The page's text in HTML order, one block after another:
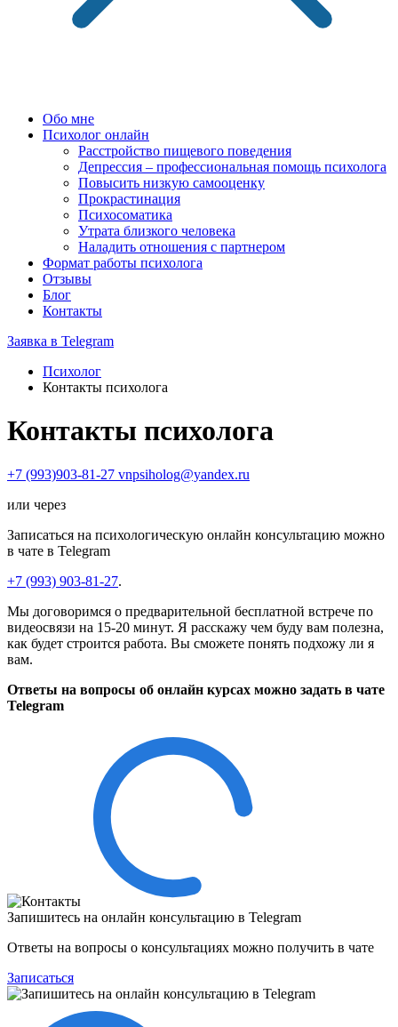
Обо мне
Психолог онлайн
Расстройство пищевого поведения
Депрессия – профессиональная помощь психолога
Повысить низкую самооценку
Прокрастинация
Психосоматика
Утрата близкого человека
Наладить отношения с партнером
Формат работы психолога
Отзывы
Блог
Контакты
Заявка в Telegram
Психолог
Контакты психолога
Контакты психолога
+7 (993)903-81-27 vnpsiholog@yandex.ru
или через
Записаться на психологическую онлайн консультацию можно
в чате в Telegram
+7 (993) 903-81-27.
Мы договоримся о предварительной бесплатной встрече по
видеосвязи на 15-20 минут. Я расскажу чем буду вам полезна,
как будет строится работа. Вы сможете понять подхожу ли я
вам.
Ответы на вопросы об онлайн курсах можно задать в чате
Telegram
Запишитесь на онлайн консультацию в Telegram
Ответы на вопросы о консультациях можно получить в чате
Записаться